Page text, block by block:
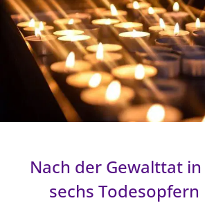
Nach der Gewalttat
sechs
Kirche und Finanzen
Personalausschuss
LANDESKIRCHENAMT
Willkommen
Kollegium
Rechnungsprüfungsamt
Fachstelle Sexualisierte Gewalt
Evangelische Kirche
Lutherische Kirche
Glaubensbekenntnis
Positionen
Ökumene
Gegen Gewalt
KLIMASCHUTZ
Nachhaltigkeit
Erneuerbare Energien
Mobilität
Gebäude
Impressum
Datenschutz
Kontakt
Barrierefreiheit
Presse
Freie Stellen
Suche